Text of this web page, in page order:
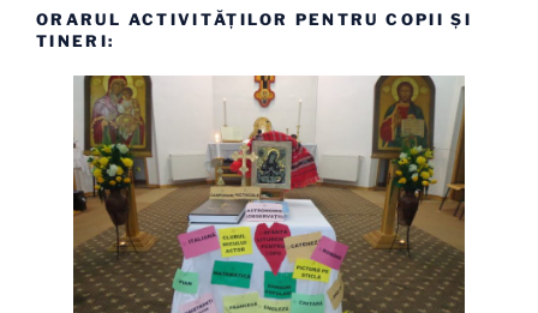
ORARUL ACTIVITĂȚILOR PENTRU COPII ȘI
TINERI: